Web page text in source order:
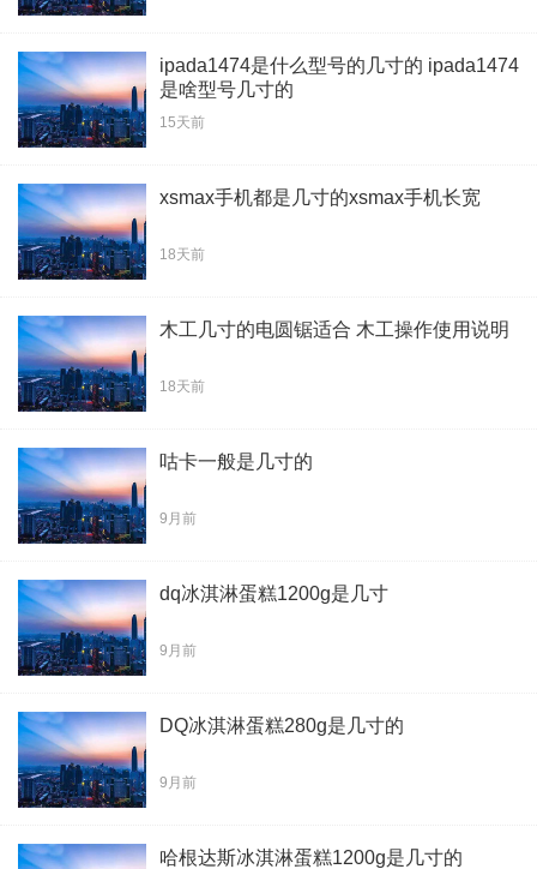
ipada1474是什么型号的几寸的 ipada1474
是啥型号几寸的
15天前
xsmax手机都是几寸的xsmax手机长宽
18天前
木工几寸的电圆锯适合 木工操作使用说明
18天前
咕卡一般是几寸的
9月前
dq冰淇淋蛋糕1200g是几寸
9月前
DQ冰淇淋蛋糕280g是几寸的
9月前
哈根达斯冰淇淋蛋糕1200g是几寸的